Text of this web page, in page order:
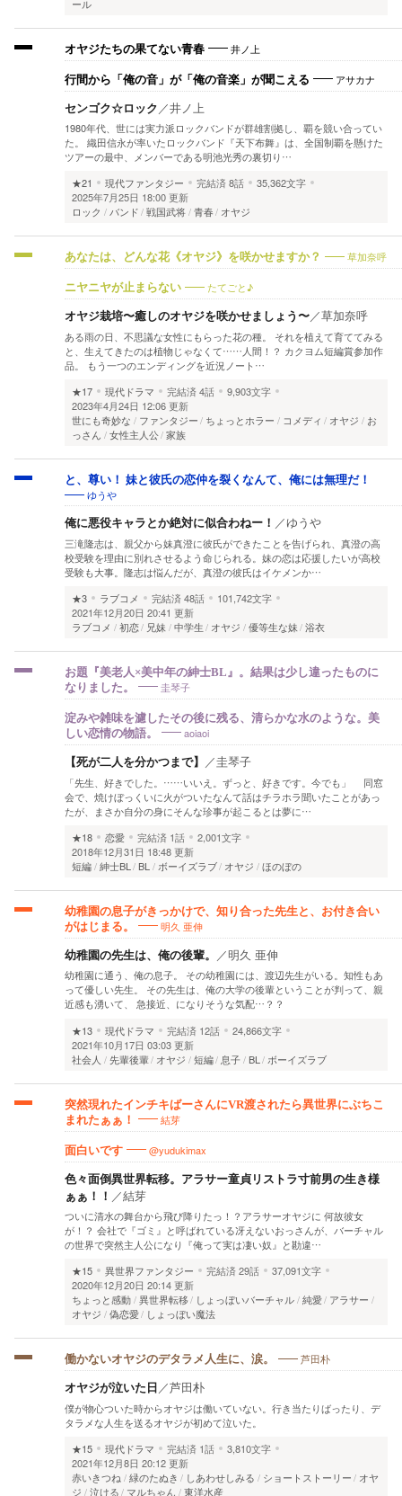
ール
オヤジたちの果てない青春 井ノ上
行間から「俺の音」が「俺の音楽」が聞こえる アサカナ
センゴク☆ロック ／井ノ上
1980年代、世には実力派ロックバンドが群雄割拠し、覇を競い合ってい
た。 織田信永が率いたロックバンド『天下布舞』は、全国制覇を懸けた
ツアーの最中、メンバーである明池光秀の裏切り…
★21
現代ファンタジー 完結済8話
35,362文字
2025年7月25日 18:00 更新
ロック
バンド 戦国武将 青春 オヤジ
あなたは、どんな花《オヤジ》を咲かせますか？ 草加奈呼
ニヤニヤが止まらない たてごと♪
オヤジ栽培〜癒しのオヤジを咲かせましょう〜／草加奈呼
ある雨の日、不思議な女性にもらった花の種。 それを植えて育ててみる
と、生えてきたのは植物じゃなくて……人間！？ カクヨム短編賞参加作
品。 もう一つのエンディングを近況ノート…
★17
現代ドラマ 完結済4話
9,903文字
2023年4月24日 12:06 更新
世にも奇妙な
ファンタジー ちょっとホラー コメディ オヤジ
お
っさん
女性主人公 家族
と、尊い！ 妹と彼氏の恋仲を裂くなんて、俺には無理だ！
ゆうや
俺に悪役キャラとか絶対に似合わねー！ ／ゆうや
三滝隆志は、親父から妹真澄に彼氏ができたことを告げられ、真澄の高
校受験を理由に別れさせるよう命じられる。妹の恋は応援したいが高校
受験も大事。隆志は悩んだが、真澄の彼氏はイケメンか…
★3
ラブコメ 完結済48話
101,742文字
2021年12月20日 20:41 更新
ラブコメ
初恋 兄妹 中学生 オヤジ 優等生な妹 浴衣
お題『美老人×美中年の紳士BL』。結果は少し違ったものに
なりました。
圭琴子
淀みや雑味を濾したその後に残る、清らかな水のような。美
しい恋情の物語。
aoiaoi
【死が二人を分かつまで】 ／圭琴子
「先生、好きでした。……いいえ。ずっと、好きです。今でも」 同窓
会で、焼けぼっくいに火がついたなんて話はチラホラ聞いたことがあっ
たが、まさか自分の身にそんな珍事が起こるとは夢に…
★18
恋愛 完結済 1話
2,001文字
2018年12月31日 18:48 更新
短編 紳士BL BL ボーイズラブ オヤジ ほのぼの
幼稚園の息子がきっかけで、知り合った先生と、お付き合い
がはじまる。
明久 亜伸
幼稚園の先生は、俺の後輩。 ／明久 亜伸
幼稚園に通う、俺の息子。 その幼稚園には、渡辺先生がいる。知性もあ
って優しい先生。 その先生は、俺の大学の後輩ということが判って、親
近感も湧いて、 急接近、になりそうな気配…？？
★13
現代ドラマ 完結済 12話
24,866文字
2021年10月17日 03:03 更新
社会人
先輩後輩 オヤジ 短編 息子 BL ボーイズラブ
突然現れたインチキばーさんにVR渡されたら異世界にぶちこ
まれたぁぁ！
結芽
面白いです @yudukimax
色々面倒異世界転移。アラサー童貞リストラ寸前男の生き様
ぁぁ！！ ／結芽
ついに清水の舞台から飛び降りたっ！？アラサーオヤジに 何故彼女
が！？ 会社で『ゴミ』と呼ばれている冴えないおっさんが、バーチャル
の世界で突然主人公になり『俺って実は凄い奴』と勘違…
★15
異世界ファンタジー 完結済29話
37,091文字
2020年12月20日 20:14 更新
ちょっと感動 異世界転移 しょっぼいバーチャル 純愛 アラサー
オヤジ
偽恋愛 しょっぼい魔法
働かないオヤジのデタラメ人生に、涙。 芦田朴
オヤジが泣いた日／芦田朴
僕が物心ついた時からオヤジは働いていない。行き当たりばったり、デ
タラメな人生を送るオヤジが初めて泣いた。
★15
現代ドラマ 完結済 1話
3,810文字
2021年12月8日 20:12 更新
赤いきつね
緑のたぬき しあわせしみる ショートストーリー
オヤ
ジ
泣ける マルちゃん 東洋水産